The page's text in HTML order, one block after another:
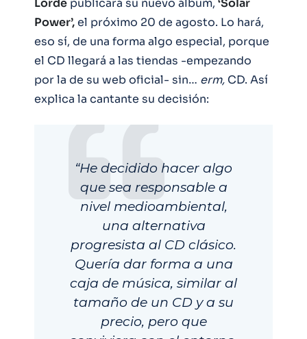
Power’,el próximo 20 de agosto. Lo hará,
eso sí, de una forma algo especial, porque
el CD llegará a las tiendas -empezando
por la de su web oficial- sin… erm, CD. Así
explica la cantante su decisión:
“He decidido hacer algo
que sea responsable a
nivel medioambiental,
una alternativa
progresista al CD clásico.
Quería dar forma a una
caja de música, similar al
tamaño de un CD y a su
precio, pero que